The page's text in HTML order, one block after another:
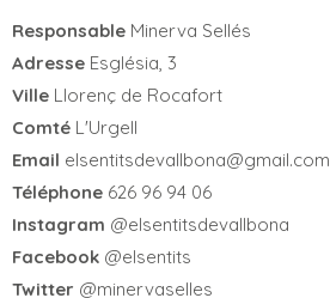
Responsable Minerva Sellés
Adresse Església, 3
Ville Llorenç de Rocafort
Comté L'Urgell
Email elsentitsdevallbona@gmail.com
Téléphone 626 96 94 06
Instagram @elsentitsdevallbona
Facebook @elsentits
Twitter @minervaselles